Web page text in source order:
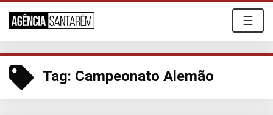
☰
Tag: Campeonato Alemão